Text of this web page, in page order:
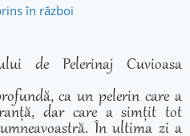
în război
de Pelerinaj Cuvioasa
ca un pelerin care a
dar care a simțit tot
În ultima zi a